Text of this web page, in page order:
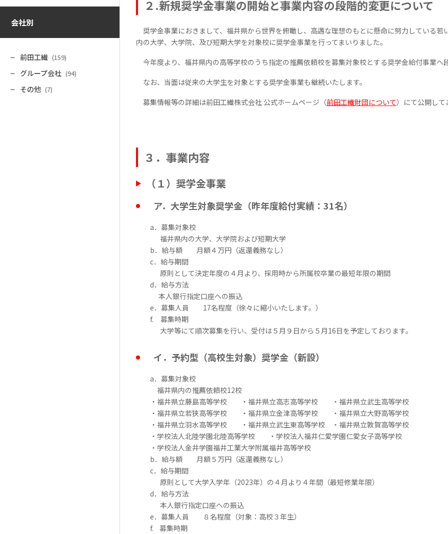
会社別
前田工繊 (159)
グループ会社 (94)
その他 (7)
２.新規奨学金事業の開始と事業内容の段階的変更について
奨学金事業におきまして、福井県から世界を俯瞰し、高邁な理想のもとに懸命に努力している
内の大学、大学院、及び短期大学を対象校に奨学金事業を行ってまいりました。
今年度より、福井県内の高等学校のうち指定の推薦依頼校を募集対象校とする奨学金給付事業へ
なお、当面は従来の大学生を対象とする奨学金事業も継続いたします。
募集情報等の詳細は前田工繊株式会社 公式ホームページ（前田工繊財団について）にて公開して
３．事業内容
（１）奨学金事業
ア．大学生対象奨学金（昨年度給付実績： 31名）
a．募集対象校
福井県内の大学、大学院および短期大学
b．給与額 月額４万円（返還義務なし）
c．給与期間
原則として決定年度の４月より、採用時から所属校卒業の最短年限の期間
d．給与方法
本人銀行指定口座への振込
e．募集人員 17名程度（徐々に縮小いたします。）
f. 募集時期
大学等にて順次募集を行い、受付は５月９日から５月16日を予定しております。
イ．予約型（高校生対象）奨学金（新設）
a．募集対象校
福井県内の推薦依頼校12校
・福井県立藤島高等学校 ・福井県立高志高等学校 ・福井県立武生高等学校
・福井県立若狭高等学校 ・福井県立金津高等学校 ・福井県立大野高等学校
・福井県立羽水高等学校 ・福井県立武生東高等学校 ・福井県立敦賀高等学校
・学校法人北陸学園北陸高等学校 ・学校法人福井仁愛学園仁愛女子高等学校
・学校法人金井学園福井工業大学附属福井高等学校
b．給与額 月額５万円（返還義務なし）
c．給与期間
原則として大学入学年（2023年）の４月より４年間（最短修業年限）
d．給与方法
本人銀行指定口座への振込
e．募集人員 ８名程度（対象：高校３年生）
f. 募集時期